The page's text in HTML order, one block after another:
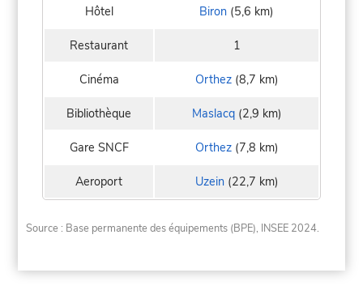
Hôtel Biron (5,6 km)
Restaurant 1
Cinéma Orthez(8,7 km)
Bibliothèque Maslacq(2,9 km)
Gare SNCF Orthez(7,8 km)
Aeroport Uzein(22,7 km)
Source : Base permanente des équipements (BPE), INSEE 2024.